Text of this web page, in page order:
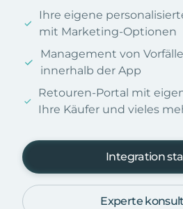
Ihre eigene
mit Marketing-Optionen
Management von
innerhalb der App
Retouren-Portal mit
Ihre Käufer und vieles
Integration
Experte